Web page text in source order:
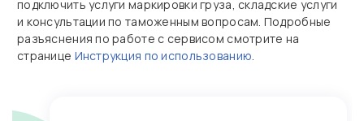
подключить услуги маркировки груза, складские услуги
и консультации по таможенным вопросам. Подробные
разъяснения по работе с сервисом смотрите на
странице Инструкция по использованию.